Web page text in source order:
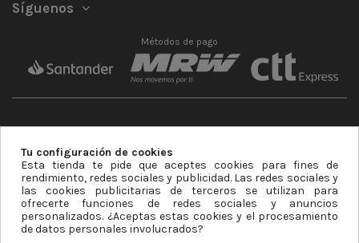
Síguenos
Métodos de pago
Mastercard Visa
Tu configuración de cookies
Esta tienda te pide que aceptes cookies para fines de
rendimiento, redes sociales y publicidad. Las redes sociales y
las cookies publicitarias de terceros se utilizan para
ofrecerte funciones de redes sociales y anuncios
personalizados. ¿Aceptas estas cookies y el procesamiento
de datos personales involucrados?